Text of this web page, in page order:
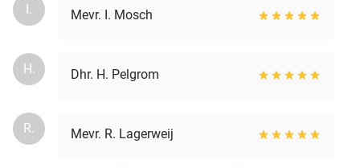
I. Mevr. I. Mosch
H. Dhr. H. Pelgrom
R. Mevr. R. Lagerweij